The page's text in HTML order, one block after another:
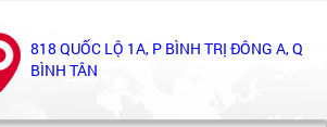
818 QUỐC LỘ 1A, P BÌNH TRỊ ĐÔNG A, Q
BÌNH TÂN